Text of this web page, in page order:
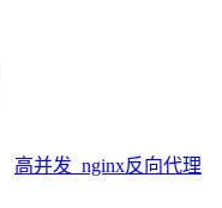
高并发_nginx反向代理